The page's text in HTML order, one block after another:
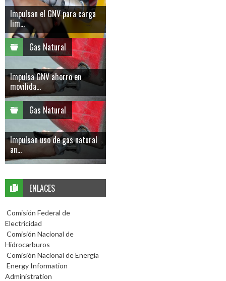
Impulsan el GNV para carga
lim...
Gas Natural
Impulsa GNV ahorro en
movilida...
Gas Natural
Impulsan uso de gas natural
an...
ENLACES
Comisión Federal de
Electricidad
Comisión Nacional de
Hidrocarburos
Comisión Nacional de Energía
Energy Information
Administration